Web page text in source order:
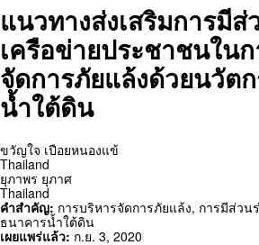
แนวทางส่งเสริมการมี
เครือข่ายประชาชนใน
จัดการภัยแล้งด้วยนวัต
น้ำใต้ดิน
ขวัญใจ เปือยหนองแข้
Thailand
ยุภาพร ยุภาศ
Thailand
คำสำคัญ: การบริหารจัดการภัยแล้ง, การมีส่วน
ธนาคารน้ำใต้ดิน
เผยแพร่แล้ว: ก.ย. 3, 2020